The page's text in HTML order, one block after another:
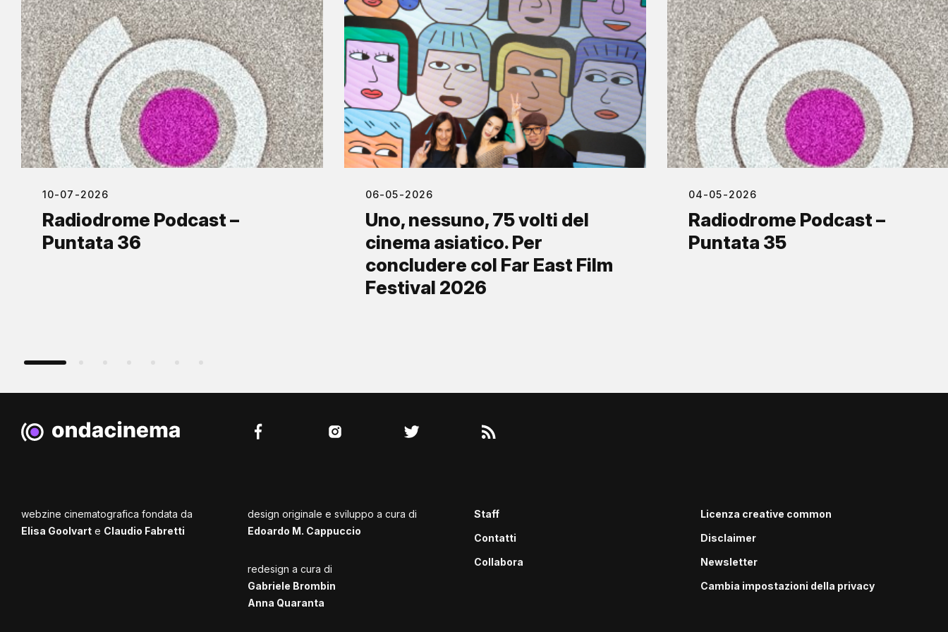
10-07-2026
Radiodrome Podcast –
Puntata 36
06-05-2026
Uno, nessuno, 75 volti del
cinema asiatico. Per
concludere col Far East Film
Festival 2026
04-05-2026
Radiodrome Podcast –
Puntata 35
webzine cinematografica fondata da
Elisa Goolvart e Claudio Fabretti
design originale e sviluppo a cura di
Edoardo M. Cappuccio
redesign a cura di
Gabriele Brombin
Anna Quaranta
Staff
Contatti
Collabora
Licenza creative common
Disclaimer
Newsletter
Cambia impostazioni della privacy